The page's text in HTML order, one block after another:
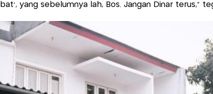
yang sebelumnya lah, Bos. Jangan Dinar terus,"